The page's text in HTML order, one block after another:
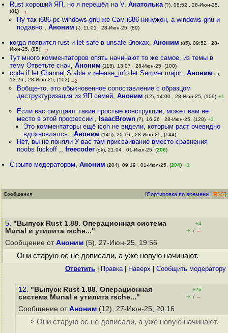
Rust хороший ЯП, но я перешёл на V,Анатолька (?), 08:52 , 28-Июн-25,
(81) –1
Ну так i686-pc-windows-gnu же Сам i686 нинужон, а windows-gnu и
подавно , Аноним (-), 11:01 , 28-Июн-25, (89)
когда появится rust и let safe в unsafe блоках,Аноним (85), 09:52 , 28-
Июн-25, (85) –2
Тут много комментаторов опять начинают то же самое, из темы в
тему Ответьте снач,Аноним (115), 13:07 , 28-Июн-25, (100)
cpde if let Channel Stable v release_info let Semver major,,Аноним (-),
13:26 , 28-Июн-25, (102) –2
Вобще-то, это обыкновенное сопоставление с образцом
деструктуризация из ЯП семей, Аноним (12), 14:00 , 28-Июн-25, (109) +1
Если вас смущают такие простые конструкции, может вам не
место в этой профессии , IsaacBrown(?), 16:26 , 28-Июн-25, (128) +3
Это комментаторы ещё icon не видели, которым раст очевидно
вдохновлялся , Аноним (145), 20:16 , 28-Июн-25, (144)
Нет, вы не поняли У вас там присваивание вместо сравнения
noobs fuckoff ,, freecoder(ok), 21:04 , 01-Июл-25, (206)
Скрыто модератором,Аноним (204), 09:19 , 01-Июл-25, (204) +1
Сообщения [Сортировка по времени | RSS]
5. "Выпуск Rust 1.88. Операционная система
Munal и утилита rsche..."
+4
+ / –
Сообщение от Аноним (5), 27-Июн-25, 19:56
Они старую ос не дописали, а уже новую начинают.
Ответить Правка| Наверх Cообщить модератору
12. "Выпуск Rust 1.88. Операционная
система Munal и утилита rsche..."
+25
+ / –
Сообщение от Аноним (12), 27-Июн-25, 20:16
> Они старую ос не дописали, а уже новую начинают.